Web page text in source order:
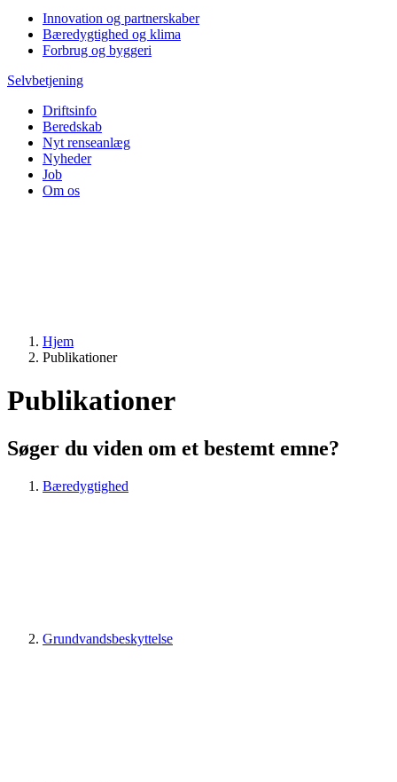
Innovation og partnerskaber
Bæredygtighed og klima
Forbrug og byggeri
Selvbetjening
Driftsinfo
Beredskab
Nyt renseanlæg
Nyheder
Job
Om os
Hjem
Publikationer
Publikationer
Søger du viden om et bestemt emne?
Bæredygtighed
Grundvandsbeskyttelse